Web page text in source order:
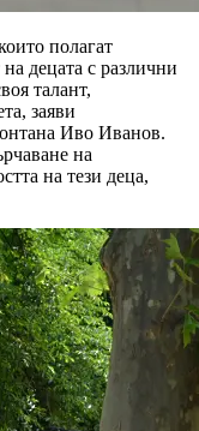
полагат
децата с различни
талант,
заяви
Иво Иванов.
на
на тези деца,